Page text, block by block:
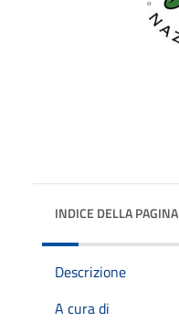
INDICE DELLA PAGINA
Descrizione
A cura di